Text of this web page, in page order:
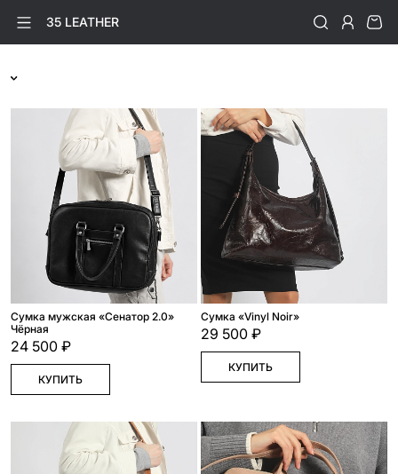
35 LEATHER
Сумка мужская «Сенатор 2.0»
Чёрная
24 500 ₽
КУПИТЬ
Cумка «Vinyl Noir»
29 500 ₽
КУПИТЬ